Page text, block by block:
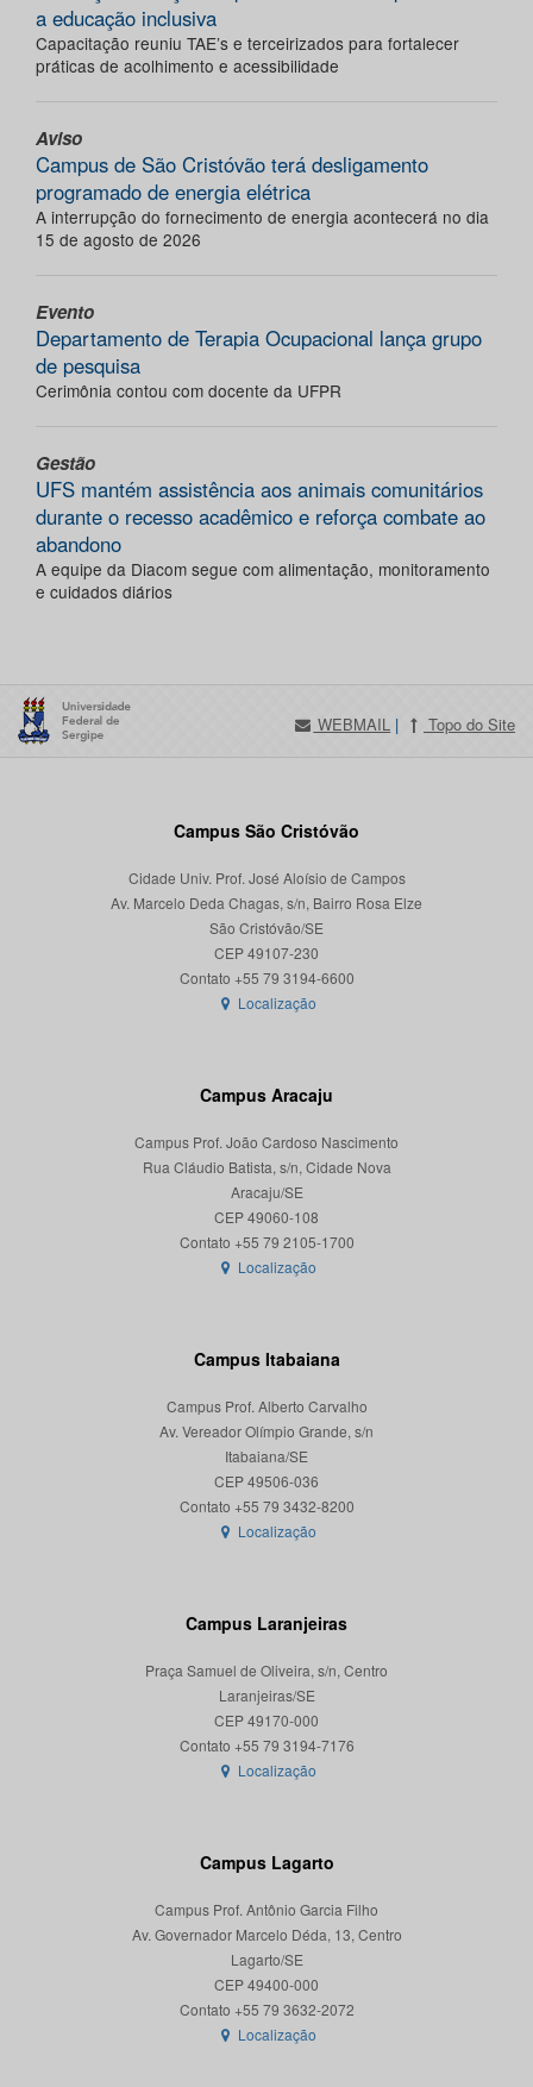
a educação inclusiva
Capacitação reuniu TAE’s e terceirizados para fortalecer
práticas de acolhimento e acessibilidade
Aviso
Campus de São Cristóvão terá desligamento
programado de energia elétrica
A interrupção do fornecimento de energia acontecerá no dia
15 de agosto de 2026
Evento
Departamento de Terapia Ocupacional lança grupo
de pesquisa
Cerimônia contou com docente da UFPR
Gestão
UFS mantém assistência aos animais comunitários
durante o recesso acadêmico e reforça combate ao
abandono
A equipe da Diacom segue com alimentação, monitoramento
e cuidados diários
WEBMAIL | Topo do Site
Campus São Cristóvão
Cidade Univ. Prof. José Aloísio de Campos
Av. Marcelo Deda Chagas, s/n, Bairro Rosa Elze
São Cristóvão/SE
CEP 49107-230
Localização
Campus Aracaju
Campus Prof. João Cardoso Nascimento
Rua Cláudio Batista, s/n, Cidade Nova
Aracaju/SE
CEP 49060-108
Localização
Campus Itabaiana
Campus Prof. Alberto Carvalho
Av. Vereador Olímpio Grande, s/n
Itabaiana/SE
CEP 49506-036
Localização
Campus Laranjeiras
Praça Samuel de Oliveira, s/n, Centro
Laranjeiras/SE
CEP 49170-000
Localização
Campus Lagarto
Campus Prof. Antônio Garcia Filho
Av. Governador Marcelo Déda, 13, Centro
Lagarto/SE
CEP 49400-000
Localização